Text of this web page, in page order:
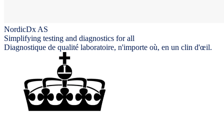
NordicDx AS
Simplifying testing and diagnostics for all
Diagnostique de qualité laboratoire, n'importe où, en un clin d'œil.